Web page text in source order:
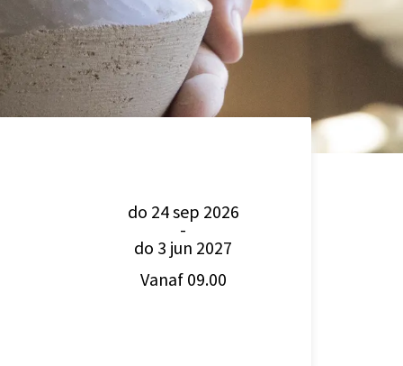
do 24 sep 2026
-
do 3 jun 2027
Vanaf 09.00